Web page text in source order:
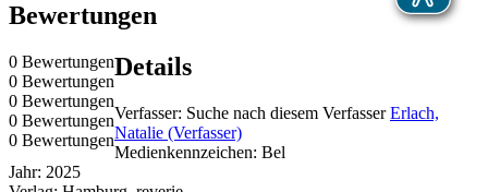
Bewertungen
0 Bewertungen
0 Bewertungen
0 Bewertungen
0 Bewertungen
0 Bewertungen
Details
Verfasser: Suche nach diesem Verfasser Erlach,
Natalie (Verfasser)
Medienkennzeichen: Bel
Jahr: 2025